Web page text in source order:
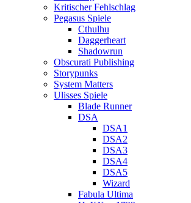
Kritischer Fehlschlag
Pegasus Spiele
Cthulhu
Daggerheart
Shadowrun
Obscurati Publishing
Storypunks
System Matters
Ulisses Spiele
Blade Runner
DSA
DSA1
DSA2
DSA3
DSA4
DSA5
Wizard
Fabula Ultima